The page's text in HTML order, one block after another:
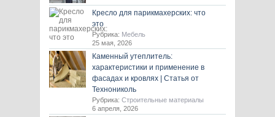
Кресло для парикмахерских: что
это
Рубрика: Мебель
25 мая, 2026
Каменный утеплитель:
характеристики и применение в
фасадах и кровлях | Статья от
Технониколь
Рубрика: Строительные материалы
6 апреля, 2026